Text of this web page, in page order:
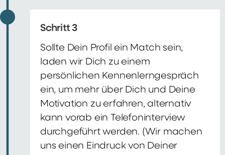
Schritt 3
Sollte Dein Profil ein Match sein,
laden wir Dich zu einem
persönlichen Kennenlerngespräch
ein, um mehr über Dich und Deine
Motivation zu erfahren, alternativ
kann vorab ein Telefoninterview
durchgeführt werden. (Wir machen
uns einen Eindruck von Deiner